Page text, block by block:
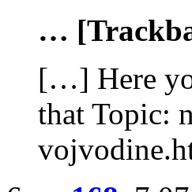
…
[…] Here
that Topic: